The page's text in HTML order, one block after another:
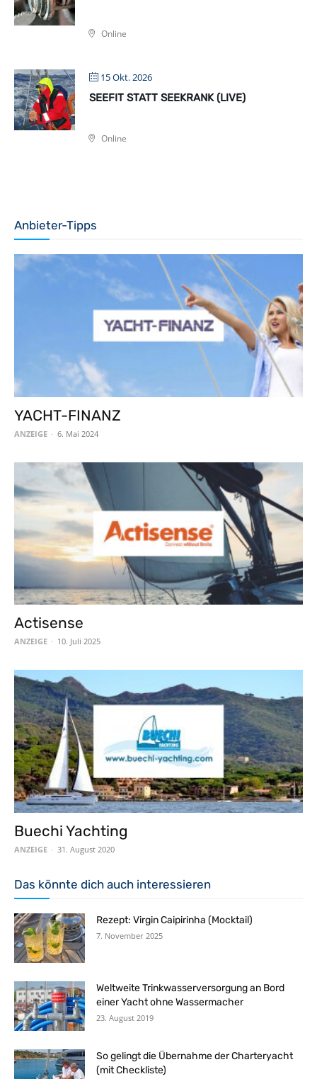
Online
15 Okt. 2026
SEEFIT STATT SEEKRANK (LIVE)
Online
Anbieter-Tipps
YACHT-FINANZ
ANZEIGE - 6. Mai 2024
Actisense
ANZEIGE - 10. Juli 2025
Buechi Yachting
ANZEIGE - 31. August 2020
Das könnte dich auch interessieren
Rezept: Virgin Caipirinha (Mocktail)
7. November 2025
Weltweite Trinkwasserversorgung an Bord
einer Yacht ohne Wassermacher
23. August 2019
So gelingt die Übernahme der Charteryacht
(mit Checkliste)